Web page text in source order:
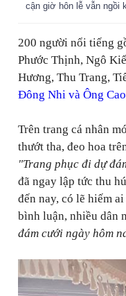
cận giờ hôn lễ vẫn ngồi
200 người nổi tiếng
Phước Thịnh, Ngô
Hương, Thu Trang,
Đông Nhi và Ông
Trên trang cá nhân
thướt tha, đeo hoa
"Trang phục đi dự
đã ngay lập tức thu
đến nay, có lẽ hiếm
bình luận, nhiều dân
đám cưới ngày hôm